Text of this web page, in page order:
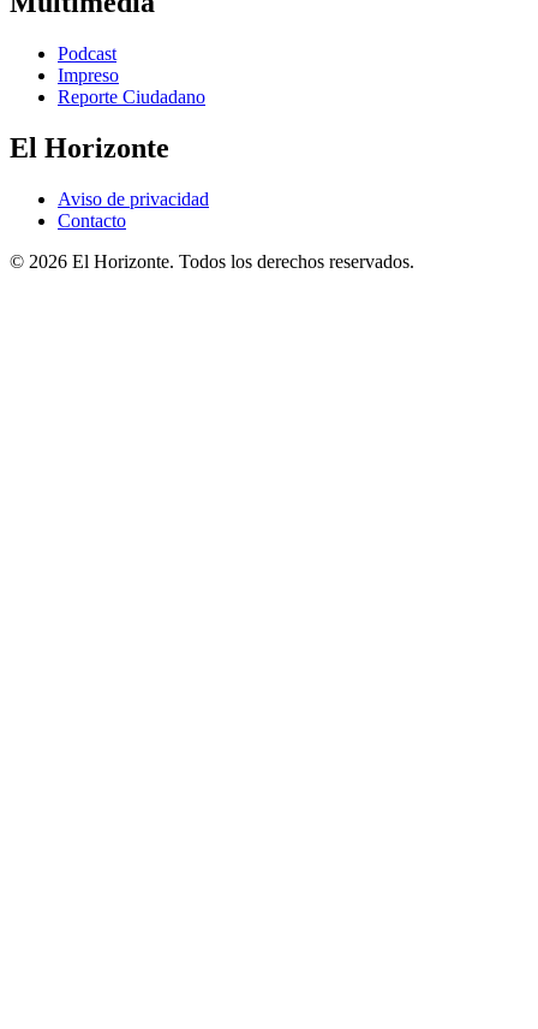
Podcast
Impreso
Reporte Ciudadano
El Horizonte
Aviso de privacidad
Contacto
© 2026 El Horizonte. Todos los derechos reservados.